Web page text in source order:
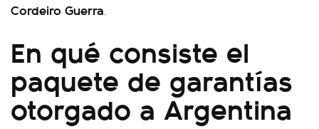
Cordeiro Guerra.
En qué consiste el
paquete de garantías
otorgado a Argentina